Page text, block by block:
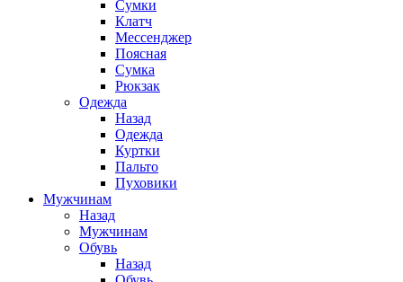
Cумки
Клатч
Мессенджер
Поясная
Сумка
Рюкзак
Одежда
Назад
Одежда
Куртки
Пальто
Пуховики
Мужчинам
Назад
Мужчинам
Обувь
Назад